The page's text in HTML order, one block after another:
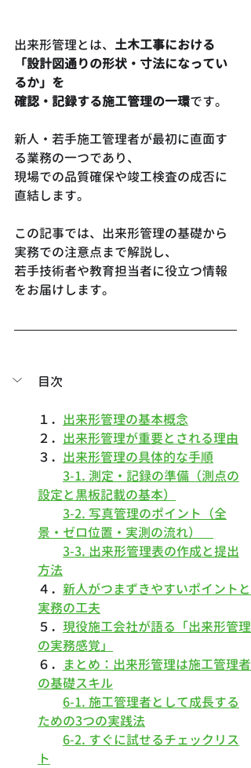
出来形管理とは、 土木工事における
「設計図通りの形状・寸法になってい
るか」を
確認・記録する施工管理の一環です。
新人・若手施工管理者が最初に直面す
る業務の一つであり、
現場での品質確保や竣工検査の成否に
直結します。
この記事では、出来形管理の基礎から
実務での注意点まで解説し、
若手技術者や教育担当者に役立つ情報
をお届けします。
目次
１． 出来形管理の基本概念
２． 出来形管理が重要とされる理由
３． 出来形管理の具体的な手順
3-1. 測定・記録の準備（測点の
設定と黒板記載の基本）
3-2. 写真管理のポイント（全
景・ゼロ位置・実測の流れ）
3-3. 出来形管理表の作成と提出
方法
４． 新人がつまずきやすいポイントと
実務の工夫
５． 現役施工会社が語る「出来形管理
の実務感覚」
６． まとめ：出来形管理は施工管理者
の基礎スキル
6-1. 施工管理者として成長する
ための3つの実践法
6-2. すぐに試せるチェックリス
ト